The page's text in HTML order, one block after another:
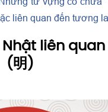
liên quan đến tương
liên quan
(明)